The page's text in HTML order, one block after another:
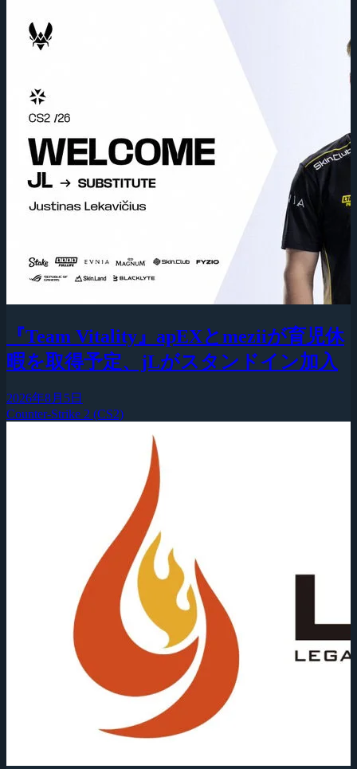
『Team Vitality』apEXとmeziiが育児休
暇を取得予定、jLがスタンドイン加入
2026年8月5日
Counter-Strike 2 (CS2)